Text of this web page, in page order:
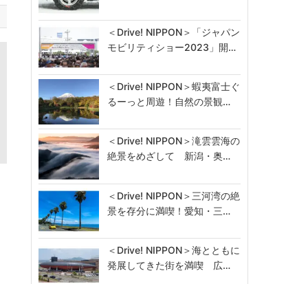
＜Drive! NIPPON＞「ジャパン
モビリティショー2023」開…
＜Drive! NIPPON＞蝦夷富士ぐ
るーっと周遊！自然の景観…
＜Drive! NIPPON＞滝雲雲海の
絶景をめざして 新潟・奥…
＜Drive! NIPPON＞三河湾の絶
景を存分に満喫！愛知・三…
＜Drive! NIPPON＞海とともに
発展してきた街を満喫 広…